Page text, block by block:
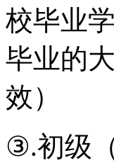
校毕业
毕业的
效）
③.初级